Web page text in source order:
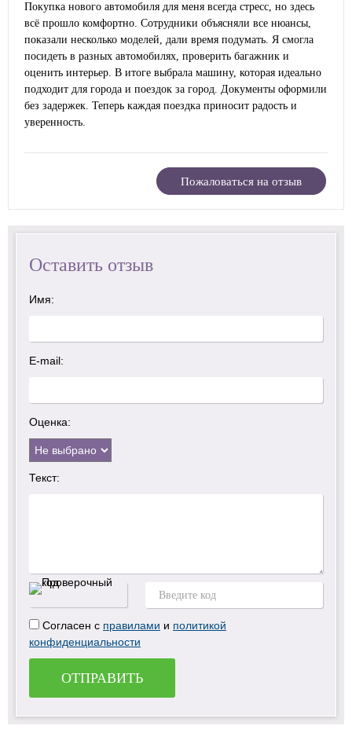
Покупка нового автомобиля для меня всегда стресс, но здесь
всё прошло комфортно. Сотрудники объясняли все нюансы,
показали несколько моделей, дали время подумать. Я смогла
посидеть в разных автомобилях, проверить багажник и
оценить интерьер. В итоге выбрала машину, которая идеально
подходит для города и поездок за город. Документы оформили
без задержек. Теперь каждая поездка приносит радость и
уверенность.
Пожаловаться на отзыв
Оставить отзыв
Имя:
E-mail:
Оценка:
Текст:
Согласен с правилами и политикой
конфиденциальности
ОТПРАВИТЬ